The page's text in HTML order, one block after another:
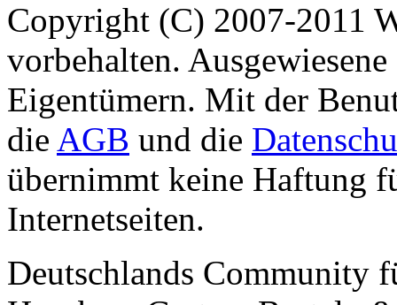
Copyright (C) 2007-2011
vorbehalten.
Eigentümern. Mit der
die AGB und die
übernimmt keine Haftung
Internetseiten.
Deutschlands Community